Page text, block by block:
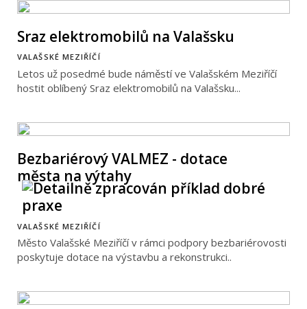
Sraz elektromobilů na Valašsku
VALAŠSKÉ MEZIŘÍČÍ
Letos už posedmé bude náměstí ve Valašském Meziříčí
hostit oblíbený Sraz elektromobilů na Valašsku...
Bezbariérový VALMEZ - dotace
města na výtahy
VALAŠSKÉ MEZIŘÍČÍ
Město Valašské Meziříčí v rámci podpory bezbariérovosti
poskytuje dotace na výstavbu a rekonstrukci..